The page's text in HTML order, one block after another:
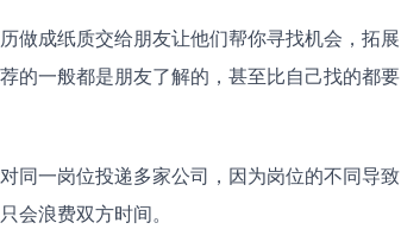
做成纸质交给朋友让他们帮你寻找机会，拓展
的一般都是朋友了解的，甚至比自己找的都要
同一岗位投递多家公司，因为岗位的不同导致
会浪费双方时间。